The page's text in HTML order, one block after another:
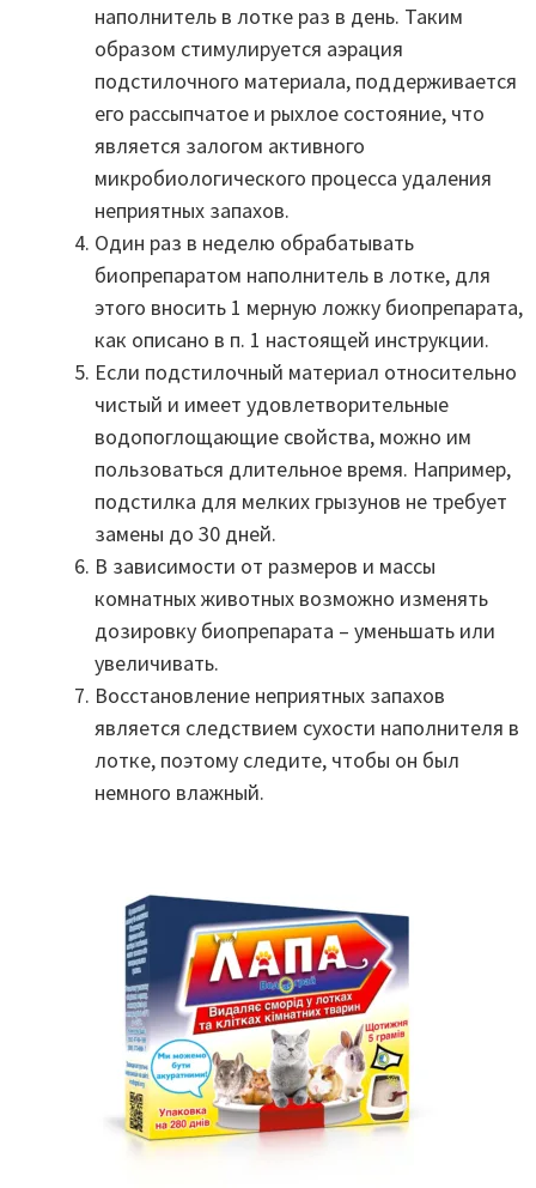
наполнитель в лотке раз в день. Таким
образом стимулируется аэрация
подстилочного материала, поддерживается
его рассыпчатое и рыхлое состояние, что
является залогом активного
микробиологического процесса удаления
неприятных запахов.
Один раз в неделю обрабатывать
биопрепаратом наполнитель в лотке, для
этого вносить 1 мерную ложку биопрепарата,
как описано в п. 1 настоящей инструкции.
Если подстилочный материал относительно
чистый и имеет удовлетворительные
водопоглощающие свойства, можно им
пользоваться длительное время. Например,
подстилка для мелких грызунов не требует
замены до 30 дней.
В зависимости от размеров и массы
комнатных животных возможно изменять
дозировку биопрепарата – уменьшать или
увеличивать.
Восстановление неприятных запахов
является следствием сухости наполнителя в
лотке, поэтому следите, чтобы он был
немного влажный.